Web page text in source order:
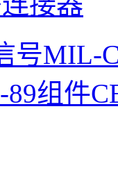
号MIL-
组件